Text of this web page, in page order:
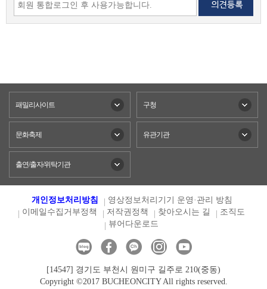
패밀리사이트 구청
문화축제 유관기관
출연/출자/위탁기관
개인정보처리방침
영상정보처리기기 운영·관리 방침
이메일수집거부정책
저작권정책 찾아오시는 길
조직도
뷰어다운로드
[14547] 경기도 부천시 원미구 길주로 210(중동)
Copyright ©2017 BUCHEONCITY All rights reserved.